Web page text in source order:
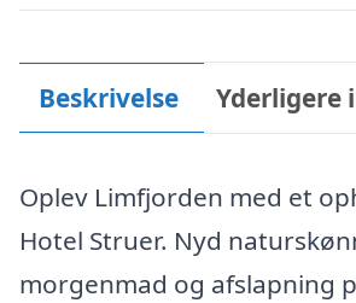
Beskrivelse Yderligere
Oplev Limfjorden med et
Hotel Struer. Nyd
morgenmad og afslapning